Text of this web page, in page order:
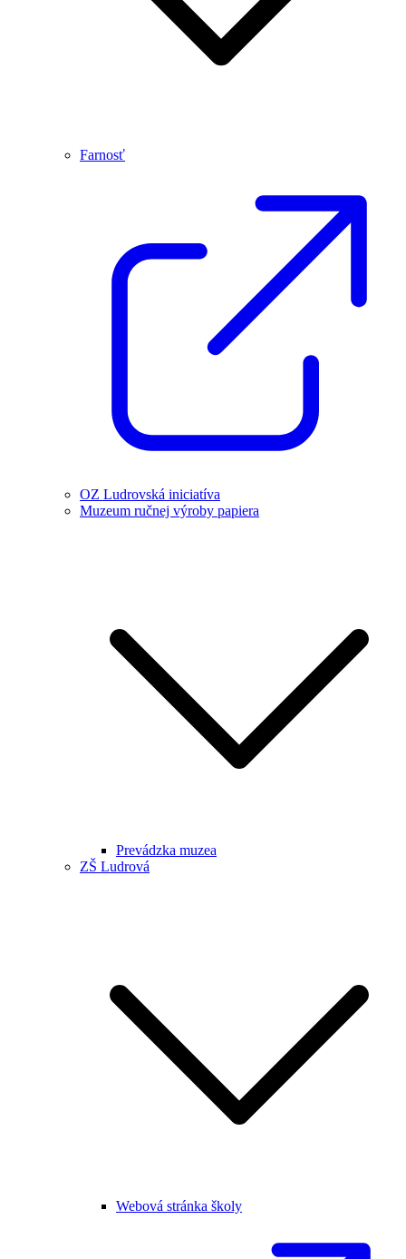
Farnosť
OZ Ludrovská iniciatíva
Muzeum ručnej výroby papiera
Prevádzka muzea
ZŠ Ludrová
Webová stránka školy